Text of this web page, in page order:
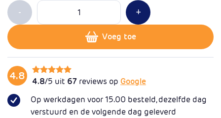
- Min 1
Aantal
+Plus 1
Voeg toe
4.8 4.8/5 uit 67 reviews op Google
Op werkdagen voor 15.00 besteld, dezelfde dag
verstuurd en de volgende dag geleverd